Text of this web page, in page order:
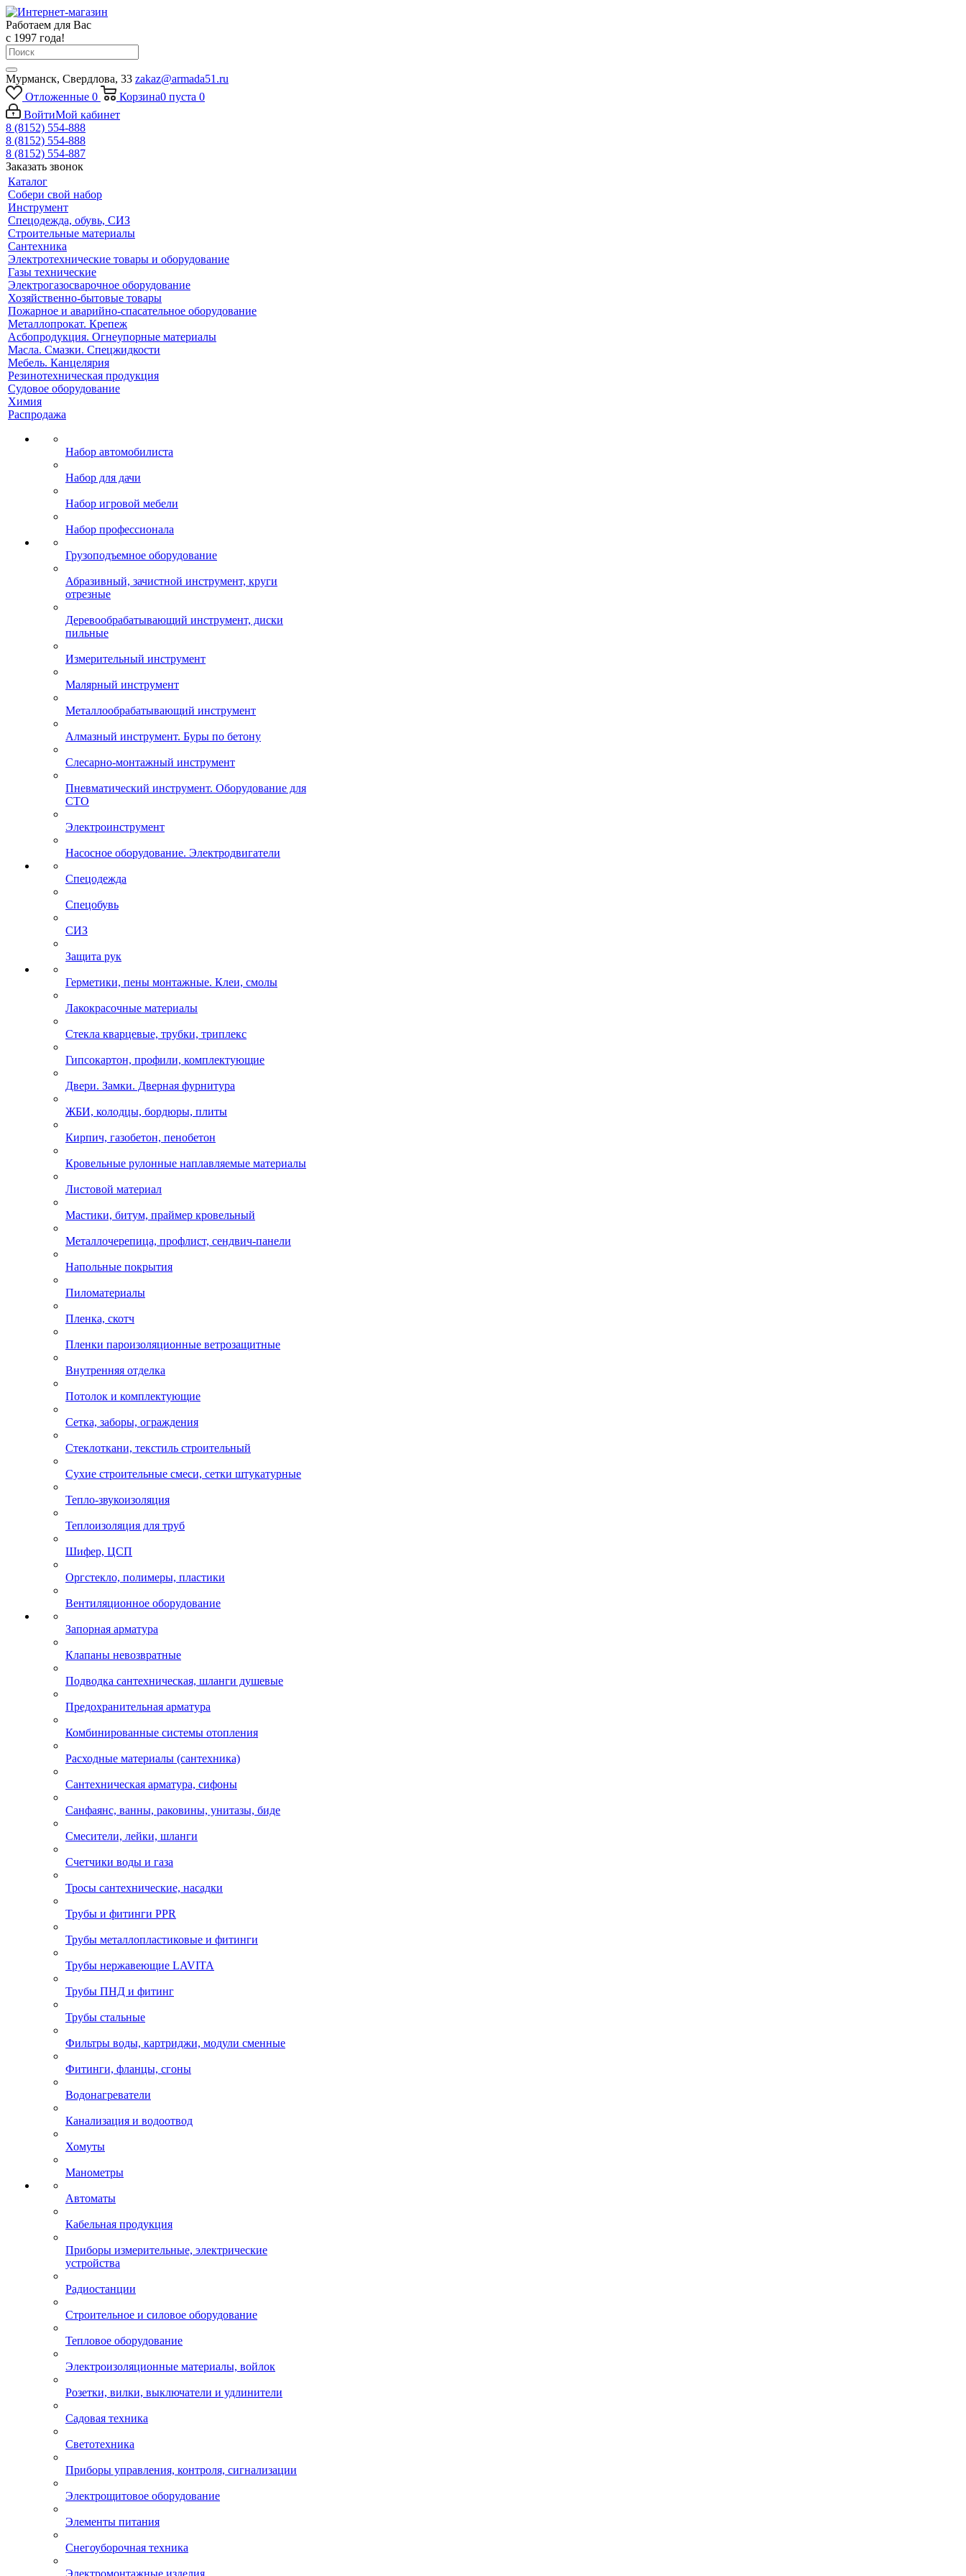
Работаем для Вас
с 1997 года!
Мурманск, Свердлова, 33 zakaz@armada51.ru
Отложенные 0 Корзина0 пуста 0
ВойтиМой кабинет
8 (8152) 554-888
8 (8152) 554-888
8 (8152) 554-887
Заказать звонок
Каталог
Собери свой набор
Инструмент
Спецодежда, обувь, СИЗ
Строительные материалы
Сантехника
Электротехнические товары и оборудование
Газы технические
Электрогазосварочное оборудование
Хозяйственно-бытовые товары
Пожарное и аварийно-спасательное оборудование
Металлопрокат. Крепеж
Асбопродукция. Огнеупорные материалы
Масла. Смазки. Спецжидкости
Мебель. Канцелярия
Резинотехническая продукция
Судовое оборудование
Химия
Распродажа
Набор автомобилиста
Набор для дачи
Набор игровой мебели
Набор профессионала
Грузоподъемное оборудование
Абразивный, зачистной инструмент, круги
отрезные
Деревообрабатывающий инструмент, диски
пильные
Измерительный инструмент
Малярный инструмент
Металлообрабатывающий инструмент
Алмазный инструмент. Буры по бетону
Слесарно-монтажный инструмент
Пневматический инструмент. Оборудование для
СТО
Электроинструмент
Насосное оборудование. Электродвигатели
Спецодежда
Спецобувь
СИЗ
Защита рук
Герметики, пены монтажные. Клеи, смолы
Лакокрасочные материалы
Стекла кварцевые, трубки, триплекс
Гипсокартон, профили, комплектующие
Двери. Замки. Дверная фурнитура
ЖБИ, колодцы, бордюры, плиты
Кирпич, газобетон, пенобетон
Кровельные рулонные наплавляемые материалы
Листовой материал
Мастики, битум, праймер кровельный
Металлочерепица, профлист, сендвич-панели
Напольные покрытия
Пиломатериалы
Пленка, скотч
Пленки пароизоляционные ветрозащитные
Внутренняя отделка
Потолок и комплектующие
Сетка, заборы, ограждения
Стеклоткани, текстиль строительный
Сухие строительные смеси, сетки штукатурные
Тепло-звукоизоляция
Теплоизоляция для труб
Шифер, ЦСП
Оргстекло, полимеры, пластики
Вентиляционное оборудование
Запорная арматура
Клапаны невозвратные
Подводка сантехническая, шланги душевые
Предохранительная арматура
Комбинированные системы отопления
Расходные материалы (сантехника)
Сантехническая арматура, сифоны
Санфаянс, ванны, раковины, унитазы, биде
Смесители, лейки, шланги
Счетчики воды и газа
Тросы сантехнические, насадки
Трубы и фитинги PPR
Трубы металлопластиковые и фитинги
Трубы нержавеющие LAVITA
Трубы ПНД и фитинг
Трубы стальные
Фильтры воды, картриджи, модули сменные
Фитинги, фланцы, сгоны
Водонагреватели
Канализация и водоотвод
Хомуты
Манометры
Автоматы
Кабельная продукция
Приборы измерительные, электрические
устройства
Радиостанции
Строительное и силовое оборудование
Тепловое оборудование
Электроизоляционные материалы, войлок
Розетки, вилки, выключатели и удлинители
Садовая техника
Светотехника
Приборы управления, контроля, сигнализации
Электрощитовое оборудование
Элементы питания
Снегоуборочная техника
Электромонтажные изделия